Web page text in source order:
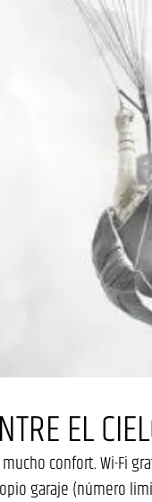
EL
confort. Wi-Fi
garaje (número